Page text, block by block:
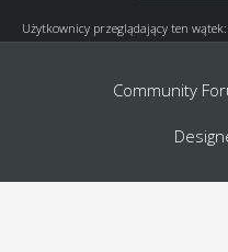
Użytkownicy przeglądający ten
Community